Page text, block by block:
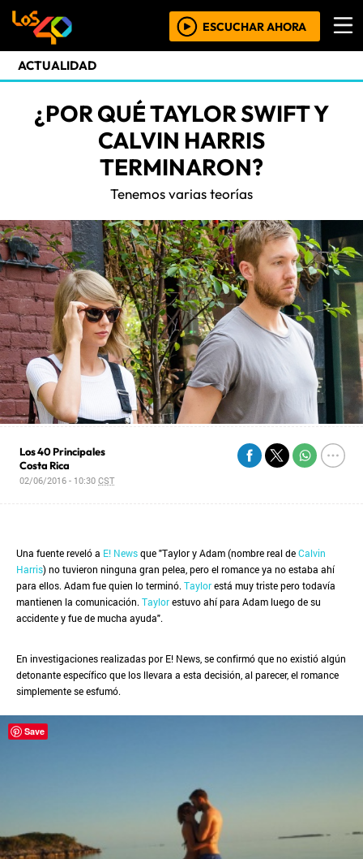
ESCUCHAR AHORA
ACTUALIDAD
¿POR QUÉ TAYLOR SWIFT Y
CALVIN HARRIS
TERMINARON?
Tenemos varias teorías
Los 40 Principales
Costa Rica
02/06/2016 - 10:30CST
Una fuente reveló a E! Newsque "Taylor y Adam (nombre real deCalvin
Harris) no tuvieron ninguna gran pelea, pero el romance ya no estaba ahí
para ellos. Adam fue quien lo terminó. Taylorestá muy triste pero todavía
mantienen la comunicación. Taylorestuvo ahí para Adam luego de su
accidente y fue de mucha ayuda".
En investigaciones realizadas por E! News, se confirmó que no existió algún
detonante específico que los llevara a esta decisión, al parecer, el romance
simplemente se esfumó.
Save